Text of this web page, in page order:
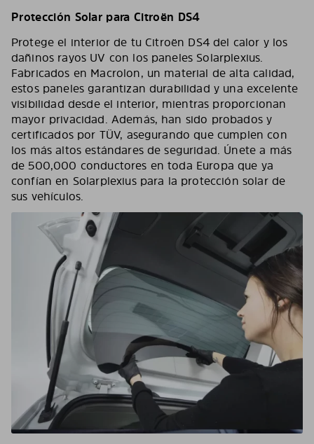
Protección Solar para Citroën DS4
Protege el interior de tu Citroën DS4 del calor y los
dañinos rayos UV con los paneles Solarplexius.
Fabricados en Macrolon, un material de alta calidad,
estos paneles garantizan durabilidad y una excelente
visibilidad desde el interior, mientras proporcionan
mayor privacidad. Además, han sido probados y
certificados por TÜV, asegurando que cumplen con
los más altos estándares de seguridad. Únete a más
de 500,000 conductores en toda Europa que ya
confían en Solarplexius para la protección solar de
sus vehículos.